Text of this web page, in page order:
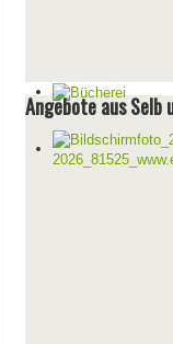
Angebote aus Selb